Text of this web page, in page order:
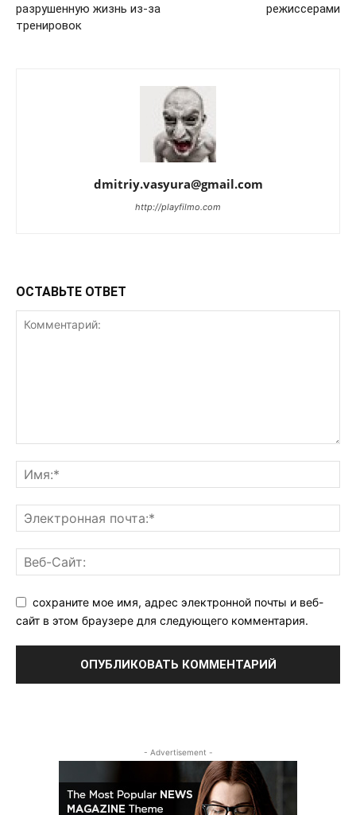
разрушенную жизнь из-за
тренировок
режиссерами
dmitriy.vasyura@gmail.com
http://playfilmo.com
ОСТАВЬТЕ ОТВЕТ
сохраните мое имя, адрес электронной почты и веб-
сайт в этом браузере для следующего комментария.
- Advertisement -